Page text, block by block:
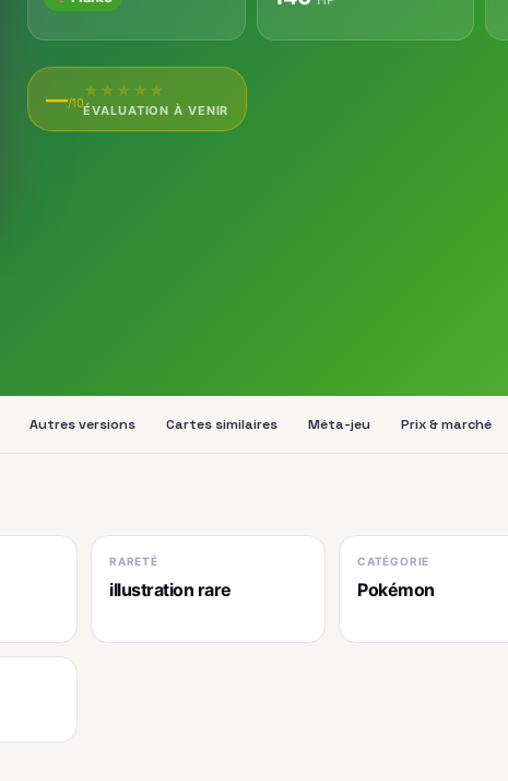
—/10
★ ★ ★ ★ ★
ÉVALUATION À VENIR
Autres versions Cartes similaires Méta-jeu Prix & marché
RARETÉ
illustration rare
CATÉGORIE
Pokémon